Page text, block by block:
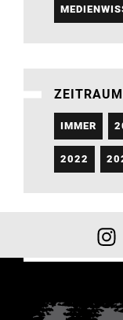
ZEITRAUM
IMMER
2022